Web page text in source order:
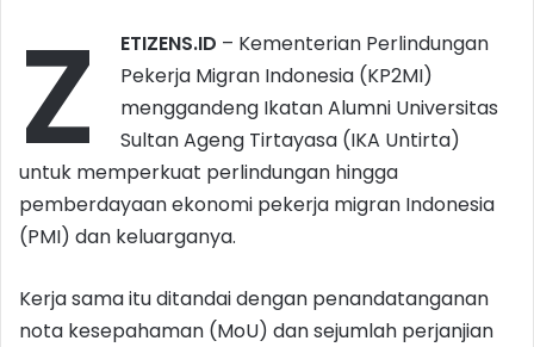
Z ETIZENS.ID – Kementerian Perlindungan
Pekerja Migran Indonesia (KP2MI)
menggandeng Ikatan Alumni Universitas
Sultan Ageng Tirtayasa (IKA Untirta)
untuk memperkuat perlindungan hingga
pemberdayaan ekonomi pekerja migran Indonesia
(PMI) dan keluarganya.
Kerja sama itu ditandai dengan penandatanganan
nota kesepahaman (MoU) dan sejumlah perjanjian